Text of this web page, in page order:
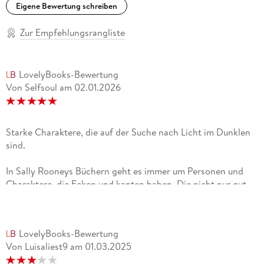
Eigene Bewertung schreiben
Zur Empfehlungsrangliste
LovelyBooks-Bewertung
Von Selfsoul am 02.01.2026
Starke Charaktere, die auf der Suche nach Licht im Dunklen
sind.
In Sally Rooneys Büchern geht es immer um Personen und
Charaktere, die Ecken und kanten haben. Die nicht nur gut
Studium. Alice muss einen psychischen Zusammenbruch
verarbeiten, Eileen die Trennung von ihrem langfristigen
LovelyBooks-Bewertung
Von Luisaliest9 am 01.03.2025